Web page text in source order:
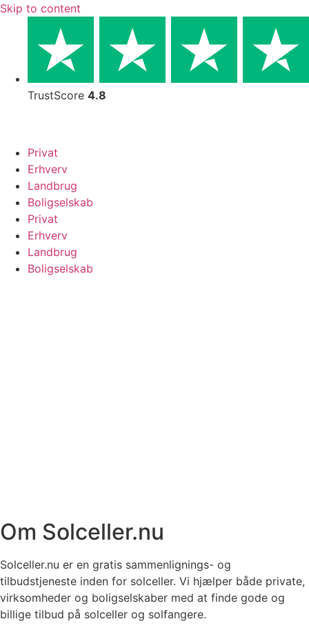
Skip to content
TrustScore 4.8
Privat
Erhverv
Landbrug
Boligselskab
Privat
Erhverv
Landbrug
Boligselskab
Om Solceller.nu
Solceller.nu er en gratis sammenlignings- og
tilbudstjeneste inden for solceller. Vi hjælper både private,
virksomheder og boligselskaber med at finde gode og
billige tilbud på solceller og solfangere.